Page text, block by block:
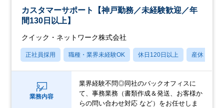
カスタマーサポート【神戸勤務／未経験歓迎／年
間130日以上】
クイック・ネットワーク株式会社
正社員採用 職種・業界未経験OK 休日120日以上 産休・育休
業務内容
業界経験不問◎同社のバックオフィスに
て、事務業務（書類作成＆発送、お客様か
らの問い合わせ対応 など）をお任せしま